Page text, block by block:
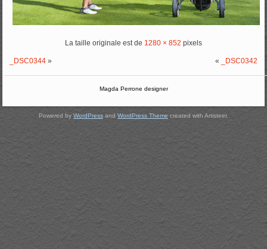
La taille originale est de 1280 × 852 pixels
_DSC0344 » « _DSC0342
Magda Perrone designer
Powered by WordPress and WordPress Theme created with Artisteer.